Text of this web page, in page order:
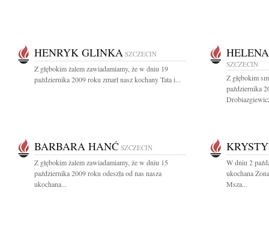
HENRYK GLINKA SZCZECIN
Z głębokim żalem zawiadamiamy, że w dniu 19
października 2009 roku zmarł nasz kochany Tata i...
SZCZECIN
Z głębokim
października
BARBARA HANĆ SZCZECIN
Z głębokim żalem zawiadamiamy, że w dniu 15
października 2009 roku odeszła od nas nasza
ukochana...
W dniu 2
ukochana
Msza...